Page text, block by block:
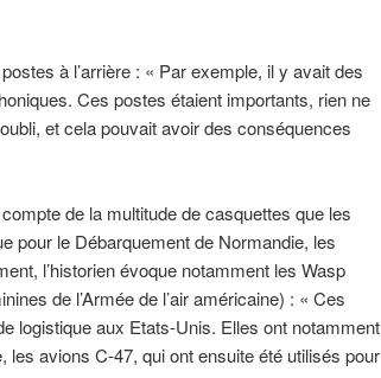
à l’arrière : « Par exemple, il y avait des
Ces postes étaient importants, rien ne
et cela pouvait avoir des conséquences
de la multitude de casquettes que les
pour le Débarquement de Normandie, les
l’historien évoque notamment les Wasp
de l’Armée de l’air américaine) : « Ces
logistique aux Etats-Unis. Elles ont notamment
avions C-47, qui ont ensuite été utilisés pour